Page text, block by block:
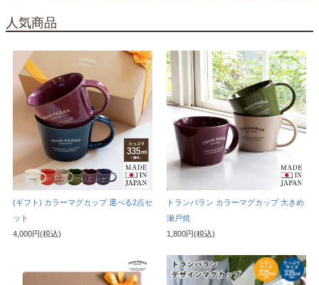
人気商品
(ギフト) カラーマグカップ 選べる2点セ
ット
4,000円(税込)
トランパラン カラーマグカップ 大きめ
瀬戸焼
1,800円(税込)